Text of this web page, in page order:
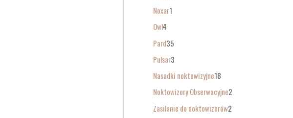
Noxar1
Owl4
Pard35
Pulsar3
Nasadki noktowizyjne18
Noktowizory Obserwacyjne2
Zasilanie do noktowizorów2